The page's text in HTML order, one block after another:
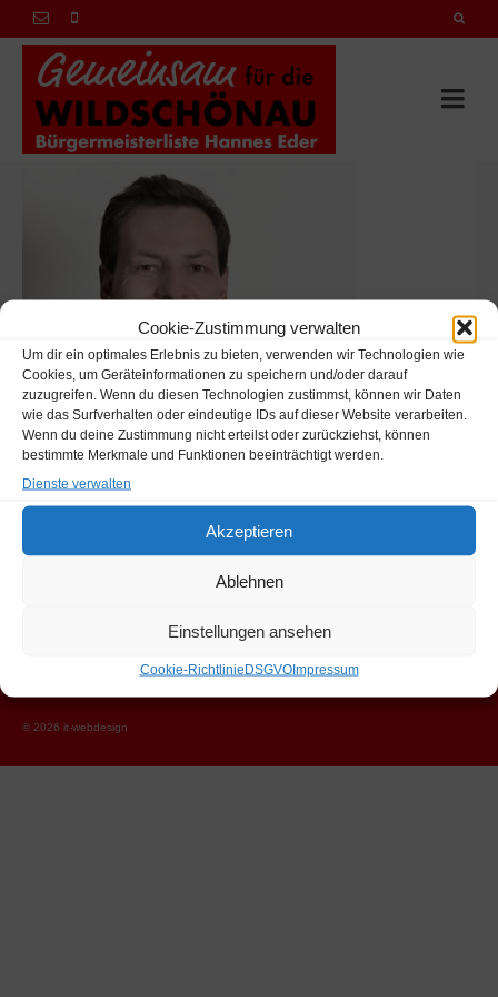
Cookie-Zustimmung verwalten
Um dir ein optimales Erlebnis zu bieten, verwenden wir Technologien wie
Cookies, um Geräteinformationen zu speichern und/oder darauf
zuzugreifen. Wenn du diesen Technologien zustimmst, können wir Daten
wie das Surfverhalten oder eindeutige IDs auf dieser Website verarbeiten.
Wenn du deine Zustimmung nicht erteilst oder zurückziehst, können
bestimmte Merkmale und Funktionen beeinträchtigt werden.
Dienste verwalten
Akzeptieren
Ablehnen
Einstellungen ansehen
Cookie-RichtlinieDSGVOImpressum
hannes.eder@hartlhof.net
© 2026 it-webdesign